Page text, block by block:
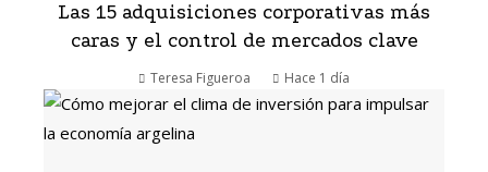
Las 15 adquisiciones corporativas más
caras y el control de mercados clave
Teresa Figueroa Hace 1 día